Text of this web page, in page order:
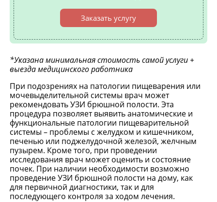
Заказать услугу
*Указана минимальная стоимость самой услуги +
выезда медицинского работника
При подозрениях на патологии пищеварения или
мочевыделительной системы врач может
рекомендовать УЗИ брюшной полости. Эта
процедура позволяет выявить анатомические и
функциональные патологии пищеварительной
системы – проблемы с желудком и кишечником,
печенью или поджелудочной железой, желчным
пузырем. Кроме того, при проведении
исследования врач может оценить и состояние
почек. При наличии необходимости возможно
проведение УЗИ брюшной полости на дому, как
для первичной диагностики, так и для
последующего контроля за ходом лечения.